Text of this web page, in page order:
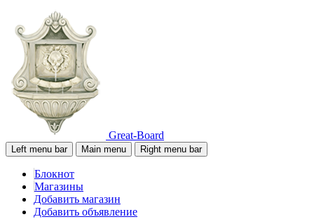
Great-Board
Left menu bar Main menu Right menu bar
Блокнот
Магазины
Добавить магазин
Добавить объявление